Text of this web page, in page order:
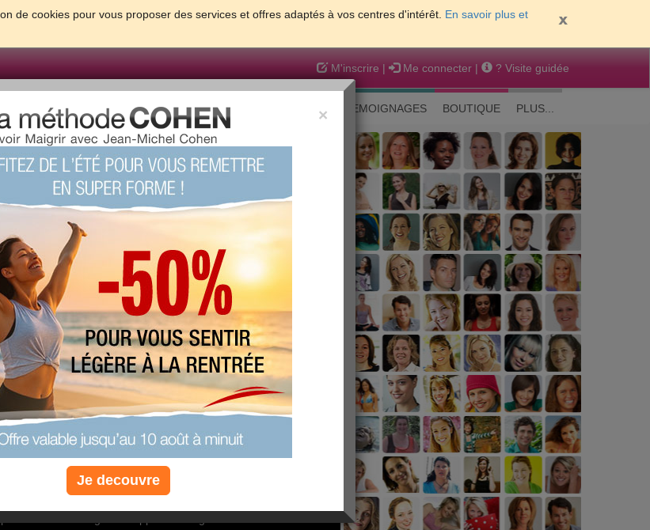
de cookies pour vous proposer des services et offres adaptés à vos centres d'intérêt. En savoir plus et
M'inscrire | Me connecter | ? Visite guidée
PSYCHO & TESTS GROSSESSE & BEBE TEMOIGNAGES BOUTIQUE PLUS...
solutions pour maigrir et être bien dans sa peau
PLUS
SANTÉ
PLUS
COACHING
Non, je préfère le régime gratuit
×
Je decouvre